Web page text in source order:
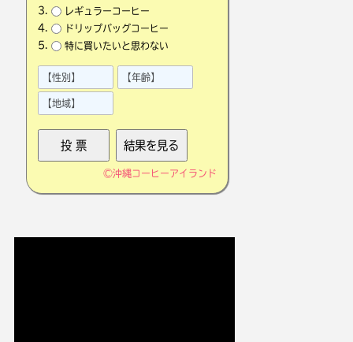
レギュラーコーヒー
ドリップバッグコーヒー
特に買いたいと思わない
©沖縄コーヒーアイランド